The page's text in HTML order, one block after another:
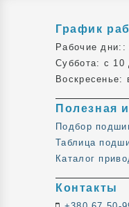
График
Рабочие
Суббота: c 10
Воскресенье:
Полезная
Подбор
Таблица
Каталог
Контакты